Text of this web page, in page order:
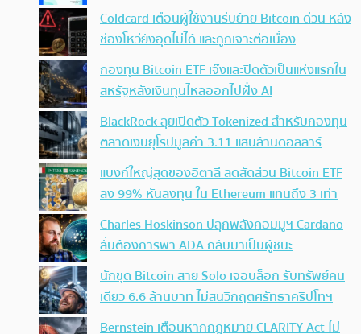
Coldcard เตือนผู้ใช้งานรีบย้าย Bitcoin ด่วน หลัง
ช่องโหว่ยังอุดไม่ได้ และถูกเจาะต่อเนื่อง
กองทุน Bitcoin ETF เจ๊งและปิดตัวเป็นแห่งแรกใน
สหรัฐหลังเงินทุนไหลออกไปฝั่ง AI
BlackRock ลุยเปิดตัว Tokenized สำหรับกองทุน
ตลาดเงินยุโรปมูลค่า 3.11 แสนล้านดอลลาร์
แบงก์ใหญ่สุดของอิตาลี ลดสัดส่วน Bitcoin ETF
ลง 99% หันลงทุน ใน Ethereum แทนถึง 3 เท่า
Charles Hoskinson ปลุกพลังคอมมูฯ Cardano
ลั่นต้องการพา ADA กลับมาเป็นผู้ชนะ
นักขุด Bitcoin สาย Solo เจอบล็อก รับทรัพย์คน
เดียว 6.6 ล้านบาท ไม่สนวิกฤตศรัทธาคริปโทฯ
Bernstein เตือนหากกฎหมาย CLARITY Act ไม่